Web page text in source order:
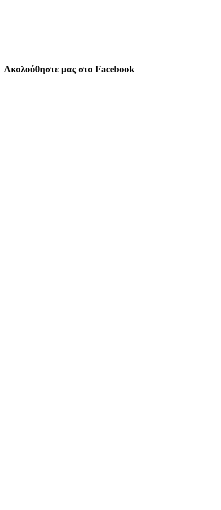
Ακολούθηστε μας στο Facebook